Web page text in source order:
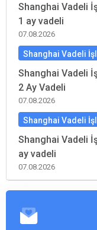
Shanghai Vadeli
1 ay vadeli
07.08.2026
Shanghai Vadeli
Shanghai Vadeli
2 Ay Vadeli
07.08.2026
Shanghai Vadeli
Shanghai Vadeli
ay vadeli
07.08.2026